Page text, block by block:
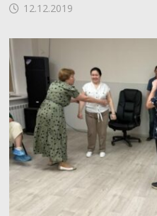
12.12.2019